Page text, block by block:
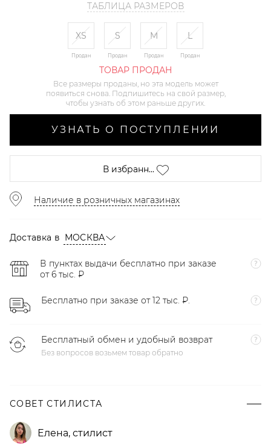
ТАБЛИЦА РАЗМЕРОВ
XS
Продан
S
Продан
M
Продан
L
Продан
ТОВАР ПРОДАН
Все размеры проданы, но эта модель может
появиться снова. Подпишитесь на свой размер,
чтобы узнать об этом раньше других.
УЗНАТЬ О ПОСТУПЛЕНИИ
В избранн...
Наличие в розничных магазинах
Доставка в МОСКВА
В пунктах выдачи бесплатно при заказе
от 6 тыс. ₽
Бесплатно при заказе от 12 тыс. ₽.
Бесплатный обмен и удобный возврат
Без вопросов возьмем товар обратно
СОВЕТ СТИЛИСТА
Елена, стилист